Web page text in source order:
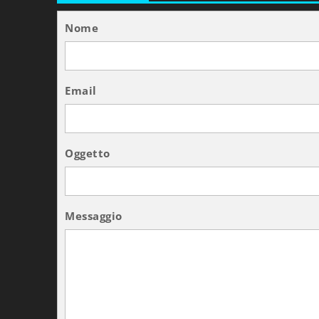
Nome
Email
Oggetto
Messaggio